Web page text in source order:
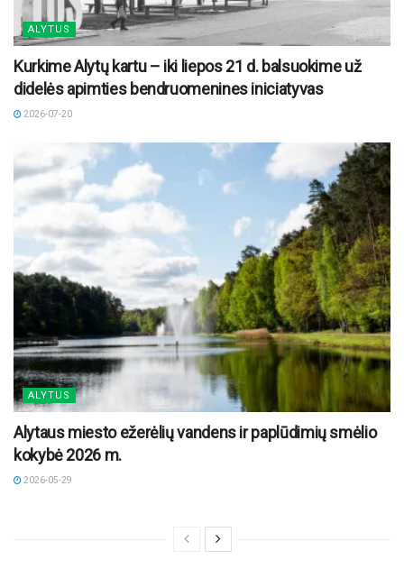
ALYTUS
Kurkime Alytų kartu – iki liepos 21 d. balsuokime už
didelės apimties bendruomenines iniciatyvas
2026-07-20
ALYTUS
Alytaus miesto ežerėlių vandens ir paplūdimių smėlio
kokybė 2026 m.
2026-05-29